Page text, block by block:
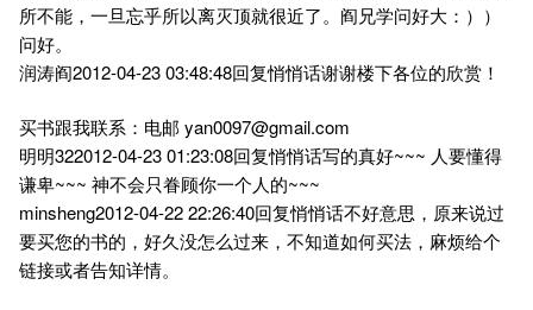
所不能，一旦忘乎所以离灭顶就很近了。阎兄学问好大：））
问好。
润涛阎2012-04-23 03:48:48回复悄悄话谢谢楼下各位的欣赏！
买书跟我联系：电邮 yan0097@gmail.com
明明322012-04-23 01:23:08回复悄悄话写的真好~~~ 人要懂得
谦卑~~~ 神不会只眷顾你一个人的~~~
minsheng2012-04-22 22:26:40回复悄悄话不好意思，原来说过
要买您的书的，好久没怎么过来，不知道如何买法，麻烦给个
链接或者告知详情。